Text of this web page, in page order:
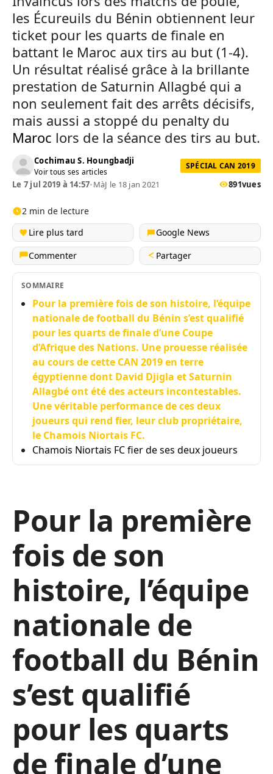
les Écureuils du Bénin obtiennent leur
ticket pour les quarts de finale en
battant le Maroc aux tirs au but (1-4).
Un résultat réalisé grâce à la brillante
prestation de Saturnin Allagbé qui a
non seulement fait des arrêts décisifs,
mais aussi a stoppé du penalty du
Maroc lors de la séance des tirs au but.
Cochimau S. Houngbadji
Voir tous ses articles
SPÉCIAL CAN 2019
Le 7 jul 2019 à 14:57•MàJ le 18 jan 2021 891vues
2 min de lecture
Lire plus tard
Google News
Commenter
Partager
SOMMAIRE
Pour la première fois de son histoire, l’équipe
nationale de football du Bénin s’est qualifié
pour les quarts de finale d’une Coupe
d’Afrique des Nations. Une prouesse réalisée
au cours de cette CAN 2019 en terre
égyptienne dont David Djigla et Saturnin
Allagbé ont été des acteurs incontestables.
Une véritable performance de ces deux
joueurs qui rend fier, leur club propriétaire,
le Chamois Niortais FC.
Chamois Niortais FC fier de ses deux joueurs
Pour la première
fois de son
histoire, l’équipe
nationale de
football du Bénin
s’est qualifié
pour les quarts
de finale d’une